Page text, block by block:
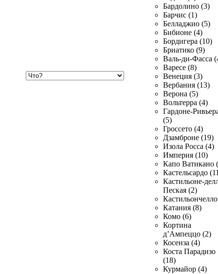
Бардолино (3)
Барчис (1)
Белладжио (5)
Бибионе (4)
Бордигера (10)
Бриатико (9)
Валь-ди-Фасса
Варесе (8)
Венеция (3)
Вербания (13)
Верона (5)
Вольтерра (4)
Гардоне-
(5)
Гроссето (4)
Дзамброне (19)
Изола Росса (4)
Империя (10)
Капо Ватикано
Кастельсардо
Кастильоне-
Пеская (2)
Катания (8)
Комо (6)
Кортина
д’Ампеццо (2)
Косенза (4)
Коста Парадизо
(18)
Курмайор (4)